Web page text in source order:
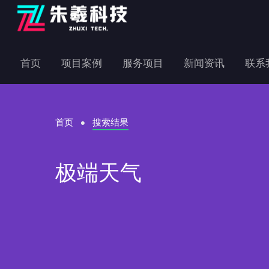
首页 项目案例 服务项目 新闻资讯 联系
首页 搜索结果
极端天气